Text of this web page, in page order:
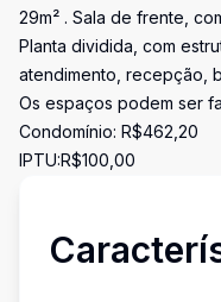
29m² . Sala de frente,
Planta dividida, com
atendimento, recepção,
Os espaços podem ser
Condomínio: R$462,20
IPTU:R$100,00